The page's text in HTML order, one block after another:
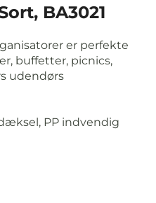
BA3021
er perfekte
buffetter, picnics,
udendørs
PP indvendig